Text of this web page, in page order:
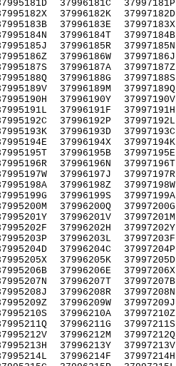
37996181C
37996182K
37996183E
37996184T
37996185R
37996186W
37996187A
37996188G
37996189M
37996190Y
37996191F
37996192P
37996193D
37996194X
37996195B
37996196N
37996197J
37996198Z
37996199S
37996200Q
37996201V
37996202H
37996203L
37996204C
37996205K
37996206E
37996207T
37996208R
37996209W
37996210A
37996211G
37996212M
37996213Y
37996214F
37997181P
37997182D
37997183X
37997184B
37997185N
37997186J
37997187Z
37997188S
37997189Q
37997190V
37997191H
37997192L
37997193C
37997194K
37997195E
37997196T
37997197R
37997198W
37997199A
37997200G
37997201M
37997202Y
37997203F
37997204P
37997205D
37997206X
37997207B
37997208N
37997209J
37997210Z
37997211S
37997212Q
37997213V
37997214H